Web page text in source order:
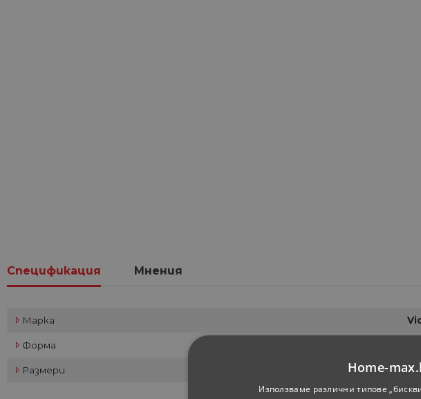
Спецификация Мнения
Марка
Форма
Размери Home-
Използваме различни типове